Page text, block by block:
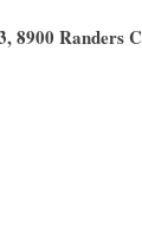
8900 Randers